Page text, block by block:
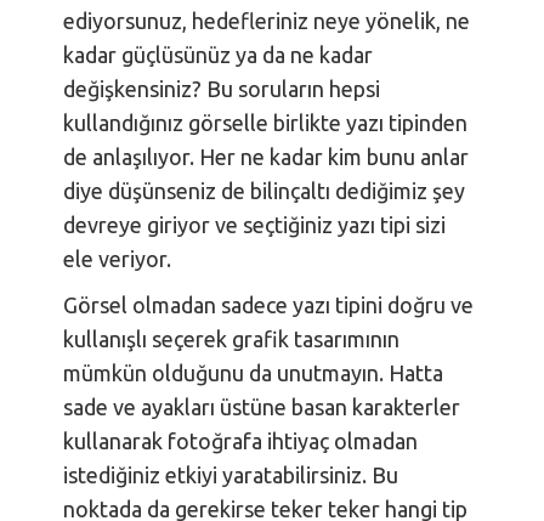
ediyorsunuz, hedefleriniz neye yönelik, ne
kadar güçlüsünüz ya da ne kadar
değişkensiniz? Bu soruların hepsi
kullandığınız görselle birlikte yazı tipinden
de anlaşılıyor. Her ne kadar kim bunu anlar
diye düşünseniz de bilinçaltı dediğimiz şey
devreye giriyor ve seçtiğiniz yazı tipi sizi
ele veriyor.
Görsel olmadan sadece yazı tipini doğru ve
kullanışlı seçerek grafik tasarımının
mümkün olduğunu da unutmayın. Hatta
sade ve ayakları üstüne basan karakterler
kullanarak fotoğrafa ihtiyaç olmadan
istediğiniz etkiyi yaratabilirsiniz. Bu
noktada da gerekirse teker teker hangi tip